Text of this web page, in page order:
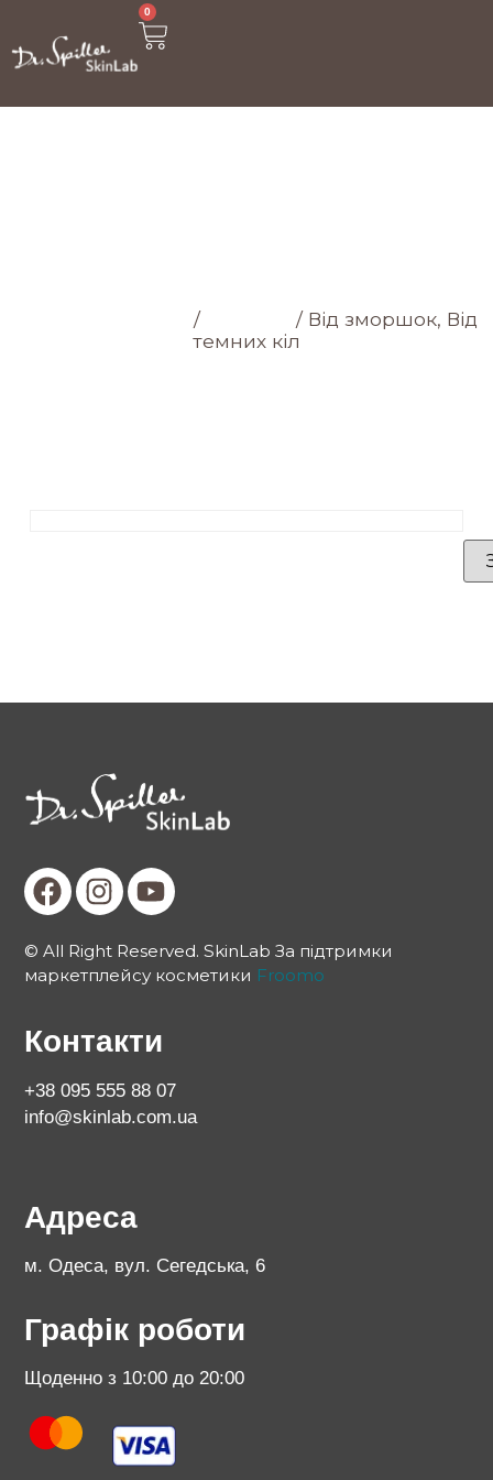
0
/ / Від зморшок, Від
темних кіл
© All Right Reserved. SkinLab За підтримки
маркетплейсу косметики Froomo
Контакти
+38 095 555 88 07
info@skinlab.com.ua
Адреса
м. Одеса, вул. Сегедська, 6
Графік роботи
Щоденно з 10:00 до 20:00